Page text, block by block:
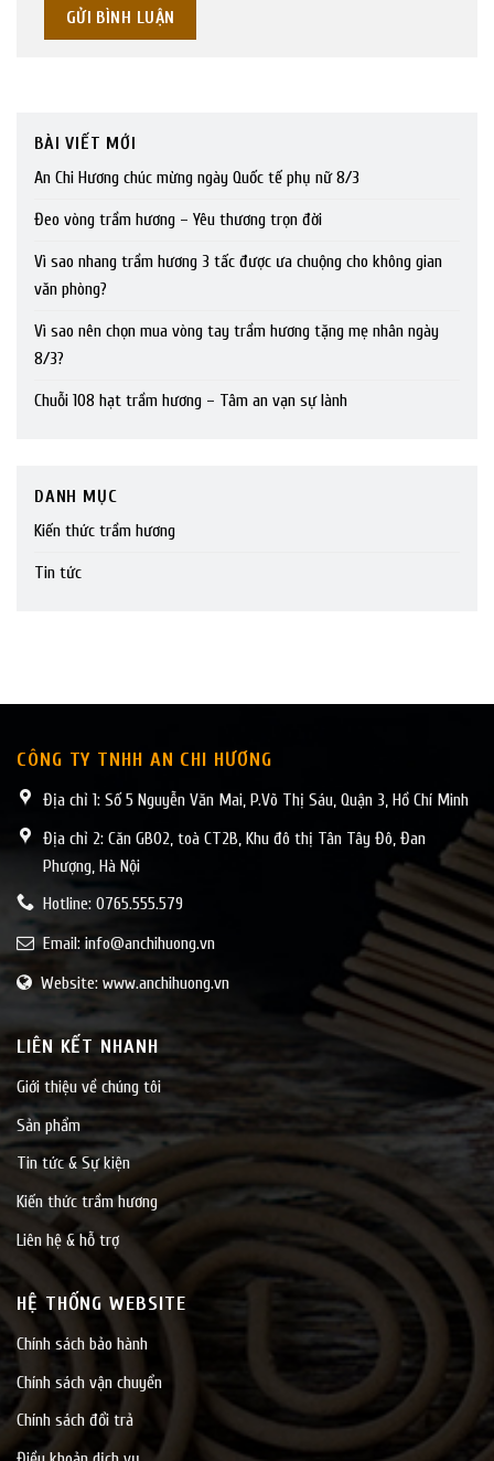
BÀI VIẾT MỚI
An Chi Hương chúc mừng ngày Quốc tế phụ nữ 8/3
Đeo vòng trầm hương – Yêu thương trọn đời
Vì sao nhang trầm hương 3 tấc được ưa chuộng cho không gian
văn phòng?
Vì sao nên chọn mua vòng tay trầm hương tặng mẹ nhân ngày
8/3?
Chuỗi 108 hạt trầm hương – Tâm an vạn sự lành
DANH MỤC
Kiến thức trầm hương
Tin tức
CÔNG TY TNHH AN CHI HƯƠNG
Địa chỉ 1: Số 5 Nguyễn Văn Mai, P.Võ Thị Sáu, Quận 3, Hồ Chí Minh
Địa chỉ 2: Căn GB02, toà CT2B, Khu đô thị Tân Tây Đô, Đan
Phượng, Hà Nội
Hotline: 0765.555.579
Email: info@anchihuong.vn
Website: www.anchihuong.vn
LIÊN KẾT NHANH
Giới thiệu về chúng tôi
Sản phẩm
Tin tức & Sự kiện
Kiến thức trầm hương
Liên hệ & hỗ trợ
HỆ THỐNG WEBSITE
Chính sách bảo hành
Chính sách vận chuyển
Chính sách đổi trả